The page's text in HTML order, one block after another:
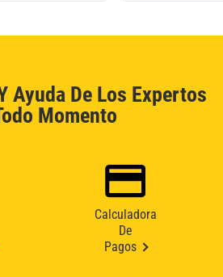
Ayuda De Los Expertos
Momento
Calculadora
De
Pagos